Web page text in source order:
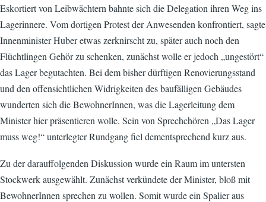
Eskortiert von Leibwächtern bahnte sich die Delegation ihren Weg ins
Lagerinnere. Vom dortigen Protest der Anwesenden konfrontiert, sagte
Innenminister Huber etwas zerknirscht zu, später auch noch den
Flüchtlingen Gehör zu schenken, zunächst wolle er jedoch „ungestört“
das Lager begutachten. Bei dem bisher dürftigen Renovierungsstand
und den offensichtlichen Widrigkeiten des baufälligen Gebäudes
wunderten sich die BewohnerInnen, was die Lagerleitung dem
Minister hier präsentieren wolle. Sein von Sprechchören „Das Lager
muss weg!“ unterlegter Rundgang fiel dementsprechend kurz aus.
Zu der darauffolgenden Diskussion wurde ein Raum im untersten
Stockwerk ausgewählt. Zunächst verkündete der Minister, bloß mit
BewohnerInnen sprechen zu wollen. Somit wurde ein Spalier aus